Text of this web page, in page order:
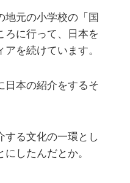
地元の小学校の「国
ろに行って、日本を
を続けています。
日本の紹介をするそ
する文化の一環とし
したんだとか。